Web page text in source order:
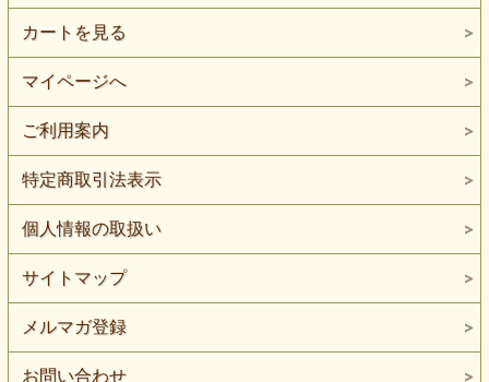
カートを見る
マイページへ
ご利用案内
特定商取引法表示
個人情報の取扱い
サイトマップ
メルマガ登録
お問い合わせ